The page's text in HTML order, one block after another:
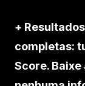
+
completas:
Score. Baixe